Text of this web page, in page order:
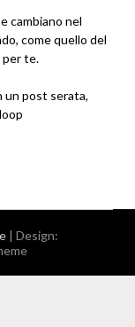
cambiano nel
come quello del
per te.
un post serata,
| Design: